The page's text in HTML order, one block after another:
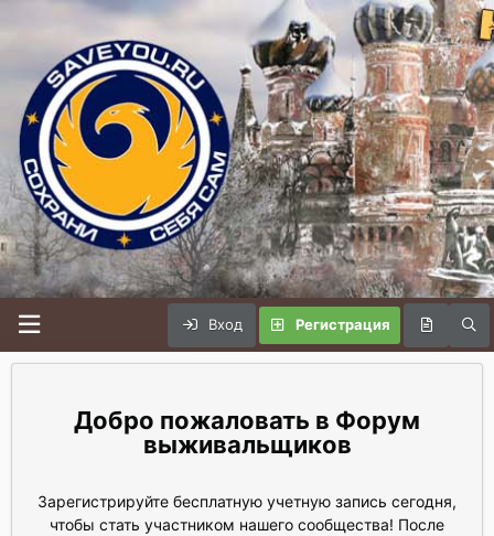
Вход Регистрация
Форум
выживальщиков
Зарегистрируйте бесплатную учетную запись сегодня,
чтобы стать участником нашего сообщества! После